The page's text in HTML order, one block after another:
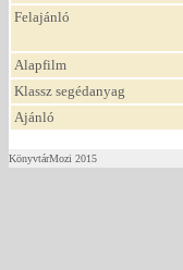
Felajánló
Alapfilm
Klassz segédanyag
Ajánló
KönyvtárMozi 2015